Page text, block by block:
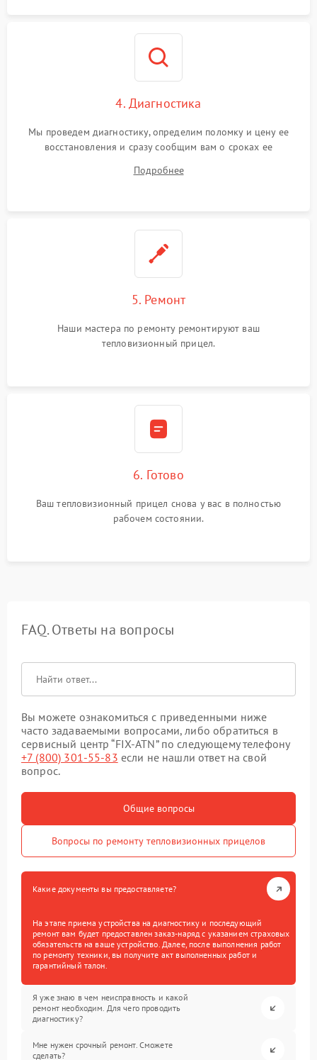
4. Диагностика
Мы проведем диагностику, определим поломку и цену ее
восстановления и сразу сообщим вам о сроках ее
Подробнее
5. Ремонт
Наши мастера по ремонту ремонтируют ваш
тепловизионный прицел.
6. Готово
Ваш тепловизионный прицел снова у вас в полностью
рабочем состоянии.
FAQ. Ответы на вопросы
Вы можете ознакомиться с приведенными ниже
часто задаваемыми вопросами, либо обратиться в
сервисный центр “FIX-ATN” по следующему телефону
+7 (800) 301-55-83 если не нашли ответ на свой
вопрос.
Общие вопросы
Вопросы по ремонту тепловизионных прицелов
Какие документы вы предоставляете?
На этапе приема устройства на диагностику и последующий
ремонт вам будет предоставлен заказ-наряд с указанием страховых
обязательств на ваше устройство. Далее, после выполнения работ
по ремонту техники, вы получите акт выполненных работ и
гарантийный талон.
Я уже знаю в чем неисправность и какой
ремонт необходим. Для чего проводить
диагностику?
Мне нужен срочный ремонт. Сможете
сделать?